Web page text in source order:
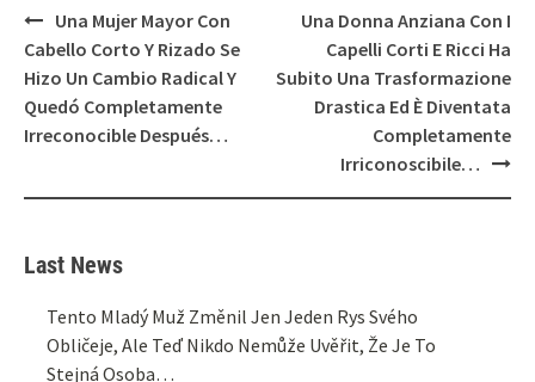
Post
navigation
Una Mujer Mayor Con
Cabello Corto Y Rizado Se
Hizo Un Cambio Radical Y
Quedó Completamente
Irreconocible Después…
Una Donna Anziana Con I
Capelli Corti E Ricci Ha
Subito Una Trasformazione
Drastica Ed È Diventata
Completamente
Irriconoscibile…
Last News
Tento Mladý Muž Změnil Jen Jeden Rys Svého
Obličeje, Ale Teď Nikdo Nemůže Uvěřit, Že Je To
Stejná Osoba…